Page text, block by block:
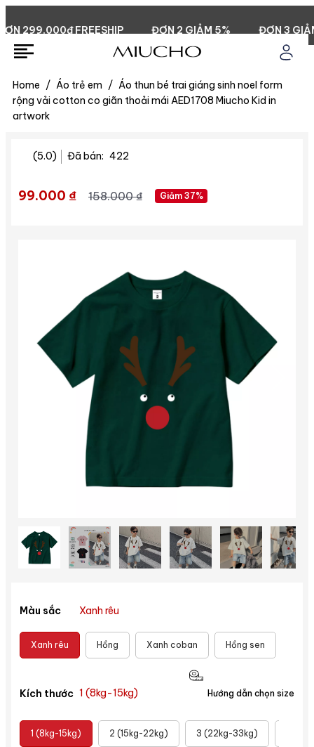
299.000đ FREESHIP ĐƠN 2 GIẢM 5% ĐƠN 3 GIẢM
Home / Áo trẻ em / Áo thun bé trai giáng sinh noel form
rộng vải cotton co giãn thoải mái AED1708 Miucho Kid in
artwork
Màu sắc Xanh rêu
Xanh rêu Hồng Xanh coban Hồng sen
Kích thước 1 (8kg-15kg)
1 (8kg-15kg) 2 (15kg-22kg) 3 (22kg-33kg)
Hướng dẫn chọn size
99.000 ₫ 158.000 ₫
Đã bán: 422
Giảm 37%
(5.0)